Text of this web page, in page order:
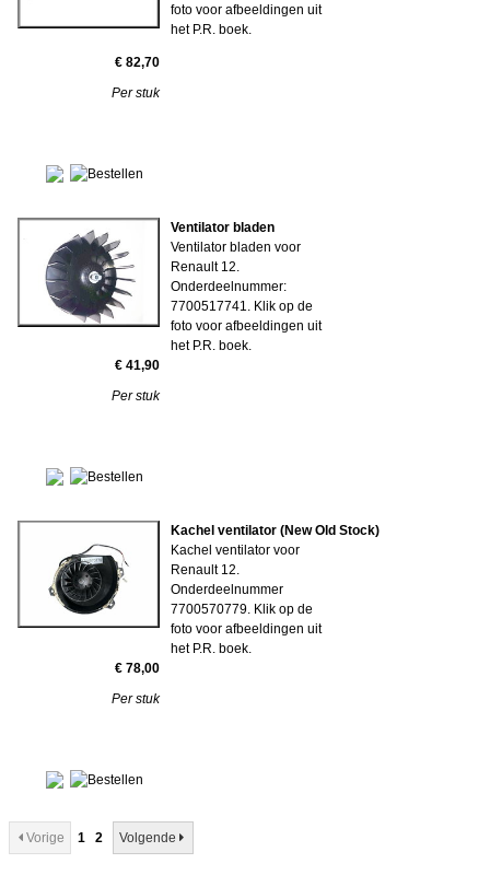
foto voor afbeeldingen uit
het P.R. boek.
€ 82,70
Per stuk
Ventilator bladen
Ventilator bladen voor
Renault 12.
Onderdeelnummer:
7700517741. Klik op de
foto voor afbeeldingen uit
het P.R. boek.
€ 41,90
Per stuk
Kachel ventilator (New Old Stock)
Kachel ventilator voor
Renault 12.
Onderdeelnummer
7700570779. Klik op de
foto voor afbeeldingen uit
het P.R. boek.
€ 78,00
Per stuk
Vorige 1 2 Volgende